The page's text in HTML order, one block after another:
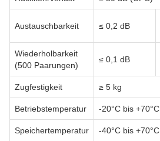
Austauschbarkeit ≤ 0,2 dB
Wiederholbarkeit
(500 Paarungen)
≤ 0,1 dB
Zugfestigkeit ≥ 5 kg
Betriebstemperatur -20°C bis +70°C
Speichertemperatur -40°C bis +70°C